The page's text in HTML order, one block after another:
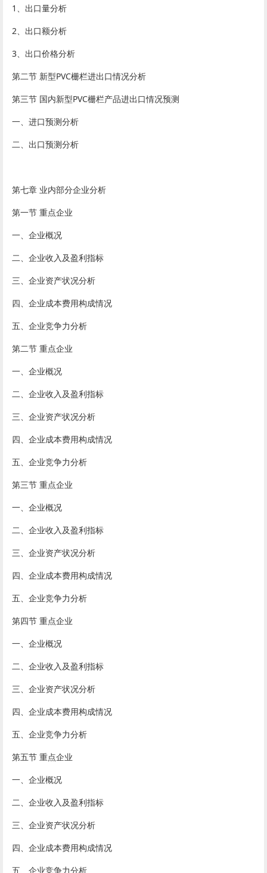
1、出口量分析
2、出口额分析
3、出口价格分析
第二节 新型PVC栅栏进出口情况分析
第三节 国内新型PVC栅栏产品进出口情况预测
一、进口预测分析
二、出口预测分析
第七章 业内部分企业分析
第一节 重点企业
一、企业概况
二、企业收入及盈利指标
三、企业资产状况分析
四、企业成本费用构成情况
五、企业竞争力分析
第二节 重点企业
一、企业概况
二、企业收入及盈利指标
三、企业资产状况分析
四、企业成本费用构成情况
五、企业竞争力分析
第三节 重点企业
一、企业概况
二、企业收入及盈利指标
三、企业资产状况分析
四、企业成本费用构成情况
五、企业竞争力分析
第四节 重点企业
一、企业概况
二、企业收入及盈利指标
三、企业资产状况分析
四、企业成本费用构成情况
五、企业竞争力分析
第五节 重点企业
一、企业概况
二、企业收入及盈利指标
三、企业资产状况分析
四、企业成本费用构成情况
五、企业竞争力分析